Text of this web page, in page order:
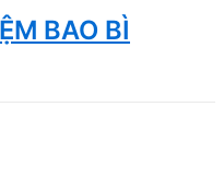
BAO BÌ